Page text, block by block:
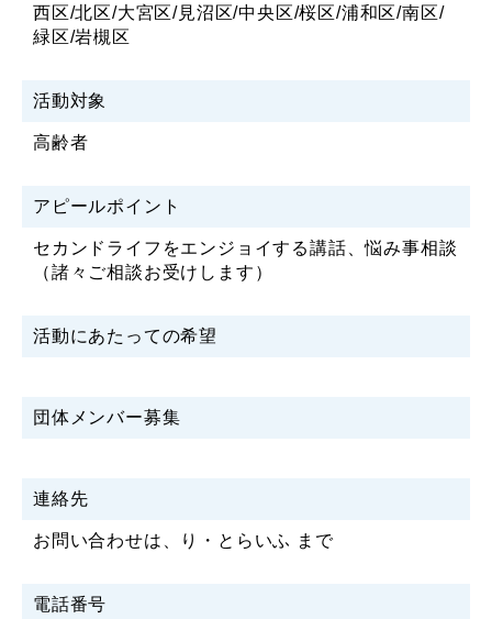
西区/北区/大宮区/見沼区/中央区/桜区/浦和区/南区/
緑区/岩槻区
活動対象
高齢者
アピールポイント
セカンドライフをエンジョイする講話、悩み事相談
（諸々ご相談お受けします）
活動にあたっての希望
団体メンバー募集
連絡先
お問い合わせは、り・とらいふ まで
電話番号